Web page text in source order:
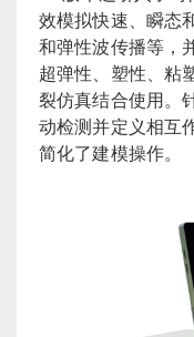
效模拟快速、瞬态
和弹性波传播等，
超弹性、塑性、粘
裂仿真结合使用。
动检测并定义相互
简化了建模操作。